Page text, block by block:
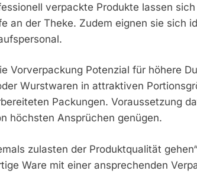
verpackte Produkte lassen
an der Theke. Zudem eignen sie sich
Vorverpackung Potenzial für höhere
Wurstwaren in attraktiven
Packungen. Voraussetzung
höchsten Ansprüchen genügen.
zulasten der Produktqualität
Ware mit einer ansprechenden